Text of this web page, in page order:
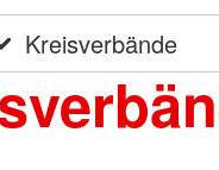
Kreisverbände